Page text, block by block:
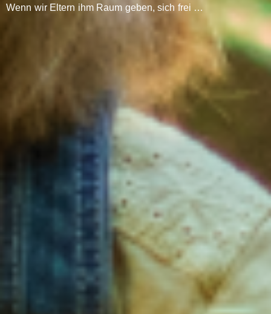
Wenn wir Eltern ihm Raum geben, sich frei …